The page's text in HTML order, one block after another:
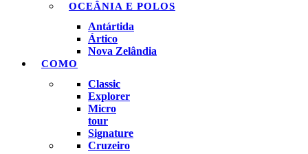
OCEÂNIA E POLOS
Antártida
Ártico
Nova Zelândia
COMO
Classic
Explorer
Micro
tour
Signature
Cruzeiro